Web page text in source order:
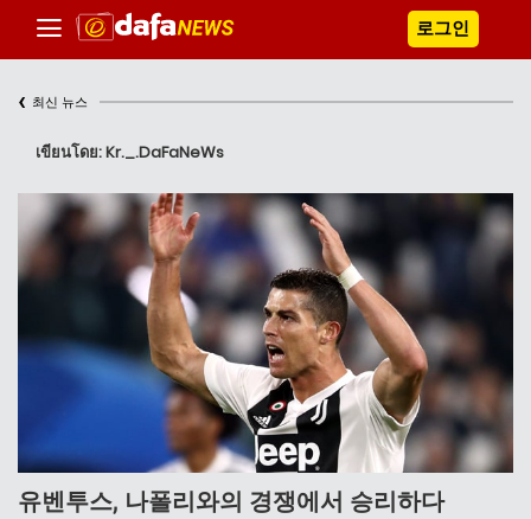
로그인
‹ 최신 뉴스
เขียนโดย: Kr._.DaFaNeWs
유벤투스, 나폴리와의 경쟁에서 승리하다